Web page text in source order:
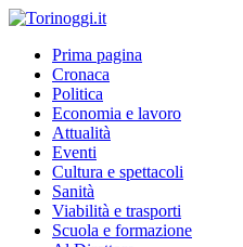
Prima pagina
Cronaca
Politica
Economia e lavoro
Attualità
Eventi
Cultura e spettacoli
Sanità
Viabilità e trasporti
Scuola e formazione